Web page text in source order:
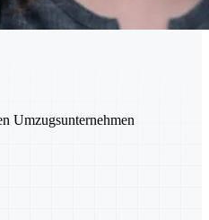
Umzugsunternehmen